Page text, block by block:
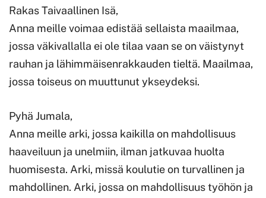
Rakas Taivaallinen Isä,
Anna meille voimaa edistää sellaista maailmaa,
jossa väkivallalla ei ole tilaa vaan se on väistynyt
rauhan ja lähimmäisenrakkauden tieltä. Maailmaa,
jossa toiseus on muuttunut ykseydeksi.
Pyhä Jumala,
Anna meille arki, jossa kaikilla on mahdollisuus
haaveiluun ja unelmiin, ilman jatkuvaa huolta
huomisesta. Arki, missä koulutie on turvallinen ja
mahdollinen. Arki, jossa on mahdollisuus työhön ja